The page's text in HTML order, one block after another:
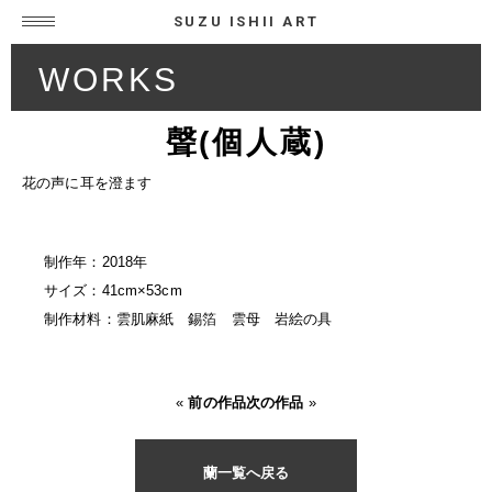
SUZU ISHII ART
WORKS
聲(個人蔵)
花の声に耳を澄ます
制作年：2018年
サイズ：41cm×53cm
制作材料：雲肌麻紙 錫箔 雲母 岩絵の具
«前の作品次の作品 »
蘭一覧へ戻る